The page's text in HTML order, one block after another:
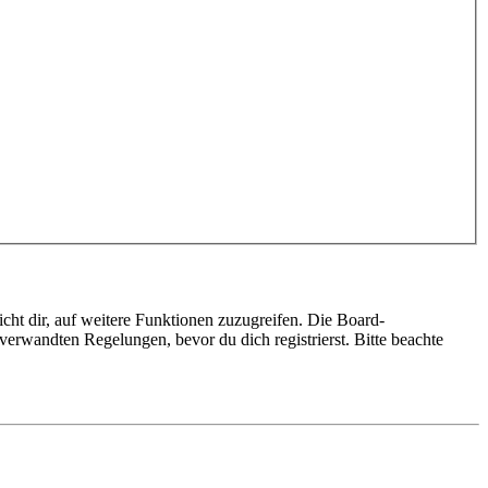
dir, auf weitere Funktionen zuzugreifen. Die Board-
Regelungen, bevor du dich registrierst. Bitte beachte